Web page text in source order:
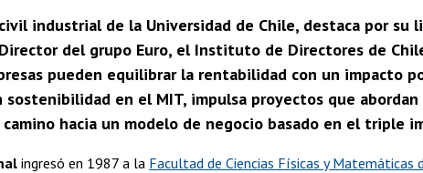
industrial de la Universidad de Chile, destaca por su
del grupo Euro, el Instituto de Directores de
pueden equilibrar la rentabilidad con un impacto
sostenibilidad en el MIT, impulsa proyectos que
camino hacia un modelo de negocio basado en el triple
ingresó en 1987 a la Facultad de Ciencias Físicas y Matemáticas